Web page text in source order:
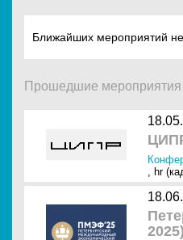
Ближайших мероприятий
Прошедшие мероприятия
, hr
2025)